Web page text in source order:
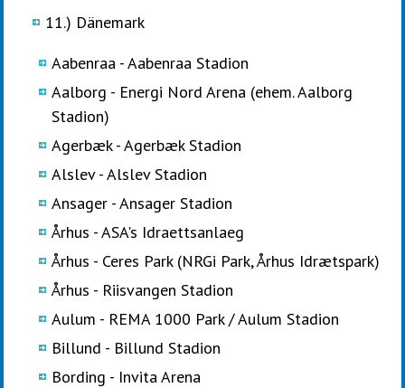
11.) Dänemark
Aabenraa - Aabenraa Stadion
Aalborg - Energi Nord Arena (ehem. Aalborg
Stadion)
Agerbæk - Agerbæk Stadion
Alslev - Alslev Stadion
Ansager - Ansager Stadion
Århus - ASA's Idraettsanlaeg
Århus - Ceres Park (NRGi Park, Århus Idrætspark)
Århus - Riisvangen Stadion
Aulum - REMA 1000 Park / Aulum Stadion
Billund - Billund Stadion
Bording - Invita Arena